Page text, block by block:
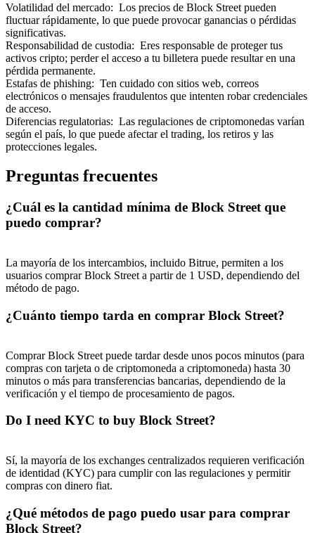
Volatilidad del mercado: Los precios de Block Street pueden
fluctuar rápidamente, lo que puede provocar ganancias o pérdidas
significativas.
Responsabilidad de custodia: Eres responsable de proteger tus
activos cripto; perder el acceso a tu billetera puede resultar en una
pérdida permanente.
Estafas de phishing: Ten cuidado con sitios web, correos
electrónicos o mensajes fraudulentos que intenten robar credenciales
de acceso.
Diferencias regulatorias: Las regulaciones de criptomonedas varían
según el país, lo que puede afectar el trading, los retiros y las
protecciones legales.
Preguntas frecuentes
¿Cuál es la cantidad mínima de Block Street que
puedo comprar?
La mayoría de los intercambios, incluido Bitrue, permiten a los
usuarios comprar Block Street a partir de 1 USD, dependiendo del
método de pago.
¿Cuánto tiempo tarda en comprar Block Street?
Comprar Block Street puede tardar desde unos pocos minutos (para
compras con tarjeta o de criptomoneda a criptomoneda) hasta 30
minutos o más para transferencias bancarias, dependiendo de la
verificación y el tiempo de procesamiento de pagos.
Do I need KYC to buy Block Street?
Sí, la mayoría de los exchanges centralizados requieren verificación
de identidad (KYC) para cumplir con las regulaciones y permitir
compras con dinero fiat.
¿Qué métodos de pago puedo usar para comprar
Block Street?